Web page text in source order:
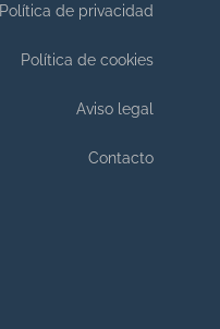
Política de privacidad
Política de cookies
Aviso legal
Contacto